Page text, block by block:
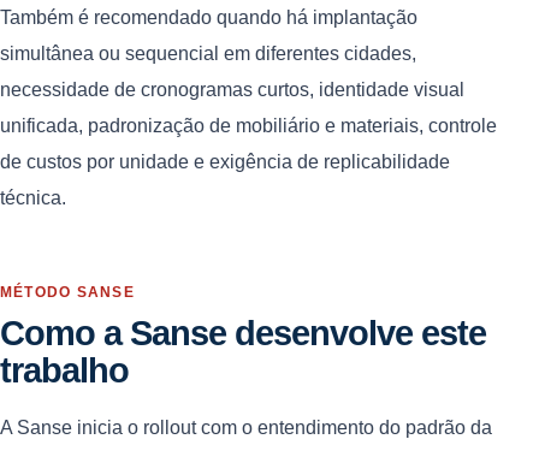
Também é recomendado quando há implantação
simultânea ou sequencial em diferentes cidades,
necessidade de cronogramas curtos, identidade visual
unificada, padronização de mobiliário e materiais, controle
de custos por unidade e exigência de replicabilidade
técnica.
MÉTODO SANSE
Como a Sanse desenvolve este
trabalho
A Sanse inicia o rollout com o entendimento do padrão da